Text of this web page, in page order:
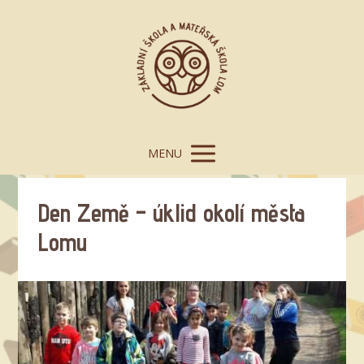
MENU
Den Země – úklid okolí města
Lomu